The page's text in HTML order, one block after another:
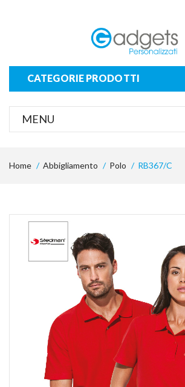
CATEGORIE PRODOTTI
MENU
Home Abbigliamento Polo RB367/C